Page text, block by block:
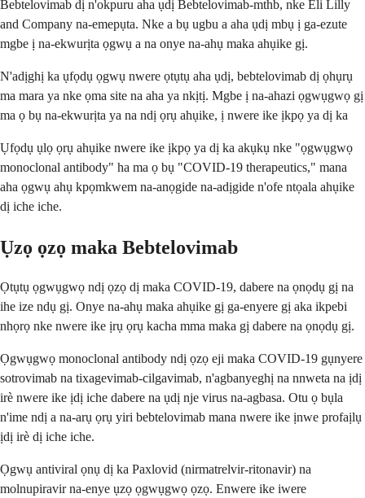
Bebtelovimab dị n'okpuru aha ụdị Bebtelovimab-mthb, nke Eli Lilly
and Company na-emepụta. Nke a bụ ugbu a aha ụdị mbụ ị ga-ezute
mgbe ị na-ekwurịta ọgwụ a na onye na-ahụ maka ahụike gị.
N'adịghị ka ụfọdụ ọgwụ nwere ọtụtụ aha ụdị, bebtelovimab dị ọhụrụ
ma mara ya nke ọma site na aha ya nkịtị. Mgbe ị na-ahazi ọgwụgwọ gị
ma ọ bụ na-ekwurịta ya na ndị ọrụ ahụike, ị nwere ike ịkpọ ya dị ka
Ụfọdụ ụlọ ọrụ ahụike nwere ike ịkpọ ya dị ka akụkụ nke "ọgwụgwọ
monoclonal antibody" ha ma ọ bụ "COVID-19 therapeutics," mana
aha ọgwụ ahụ kpọmkwem na-anọgide na-adịgide n'ofe ntọala ahụike
dị iche iche.
Ụzọ ọzọ maka Bebtelovimab
Ọtụtụ ọgwụgwọ ndị ọzọ dị maka COVID-19, dabere na ọnọdụ gị na
ihe ize ndụ gị. Onye na-ahụ maka ahụike gị ga-enyere gị aka ikpebi
nhọrọ nke nwere ike ịrụ ọrụ kacha mma maka gị dabere na ọnọdụ gị.
Ọgwụgwọ monoclonal antibody ndị ọzọ eji maka COVID-19 gụnyere
sotrovimab na tixagevimab-cilgavimab, n'agbanyeghị na nnweta na ịdị
irè nwere ike ịdị iche dabere na ụdị nje virus na-agbasa. Otu ọ bụla
n'ime ndị a na-arụ ọrụ yiri bebtelovimab mana nwere ike ịnwe profaịlụ
ịdị irè dị iche iche.
Ọgwụ antiviral ọnụ dị ka Paxlovid (nirmatrelvir-ritonavir) na
molnupiravir na-enye ụzọ ọgwụgwọ ọzọ. Enwere ike iwere